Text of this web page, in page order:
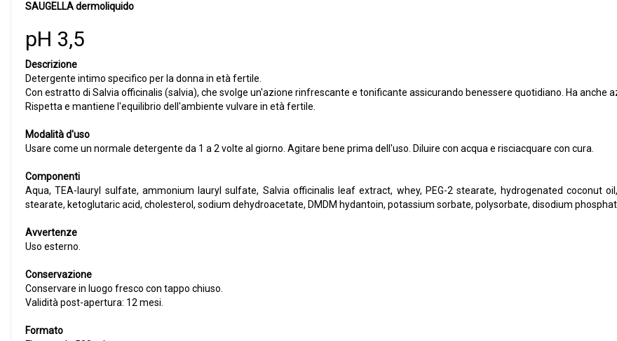
SAUGELLA dermoliquido
pH 3,5
Descrizione
Detergente intimo specifico per la donna in età fertile.
Con estratto di Salvia officinalis (salvia), che svolge un'azione rinfrescante e tonificante assicurando benessere quotidiano. Ha anche
Rispetta e mantiene l'equilibrio dell'ambiente vulvare in età fertile.
Modalità d'uso
Usare come un normale detergente da 1 a 2 volte al giorno. Agitare bene prima dell'uso. Diluire con acqua e risciacquare con cura.
Componenti
Aqua, TEA-lauryl sulfate, ammonium lauryl sulfate, Salvia officinalis leaf extract, whey, PEG-2 stearate, hydrogenated coconut
stearate, ketoglutaric acid, cholesterol, sodium dehydroacetate, DMDM hydantoin, potassium sorbate, polysorbate, disodium
Avvertenze
Uso esterno.
Conservazione
Conservare in luogo fresco con tappo chiuso.
Validità post-apertura: 12 mesi.
Formato